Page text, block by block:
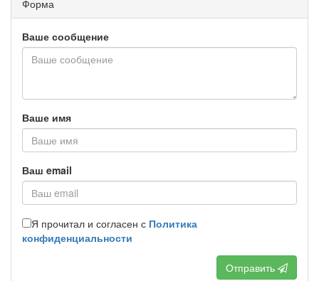
Форма
Ваше сообщение
Ваше имя
Ваш email
Я прочитал и согласен с Политика
конфиденциальности
Отправить